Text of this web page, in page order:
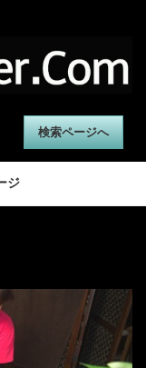
検索ページへ
ジ